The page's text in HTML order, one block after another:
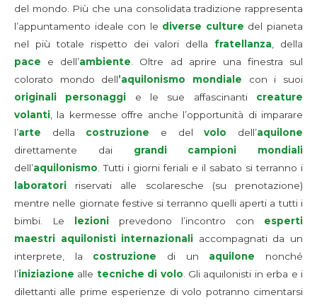
del mondo. Più che una consolidata tradizione rappresenta
l’appuntamento ideale con le diverse culture del pianeta
nel più totale rispetto dei valori della fratellanza, della
pace e dell’ambiente. Oltre ad aprire una finestra sul
colorato mondo dell’aquilonismo mondiale con i suoi
originali personaggi e le sue affascinanticreature
volanti, la kermesse offre anche l’opportunità di imparare
l’arte della costruzione e del volo dell’aquilone
direttamente dai grandi campioni mondiali
dell’aquilonismo. Tutti i giorni feriali e il sabato si terranno i
laboratori riservati alle scolaresche (su prenotazione)
mentre nelle giornate festive si terranno quelli aperti a tutti i
bimbi. Le
lezioniprevedono l’incontro con esperti
maestri aquilonisti internazionali accompagnati da un
interprete, la costruzione di un aquilone nonché
l’iniziazione alle tecniche di volo. Gli aquilonisti in erba e i
dilettanti alle prime esperienze di volo potranno cimentarsi